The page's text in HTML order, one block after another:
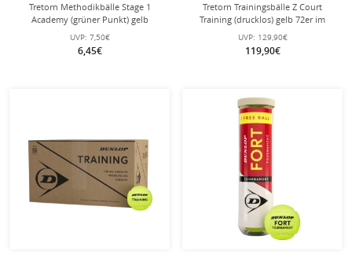
Tretorn Methodikbälle Stage 1
Academy (grüner Punkt) gelb
Verpackung 3er
UVP: 7,50€
6,45€
Tretorn Trainingsbälle Z Court
Training (drucklos) gelb 72er im
Polybag
UVP: 129,90€
119,90€